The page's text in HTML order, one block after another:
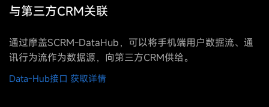
与第三方CRM关联
通过摩盖SCRM-DataHub，可以将手机端用户数据流、通
讯行为流作为数据源，向第三方CRM供给。
Data-Hub接口 获取详情